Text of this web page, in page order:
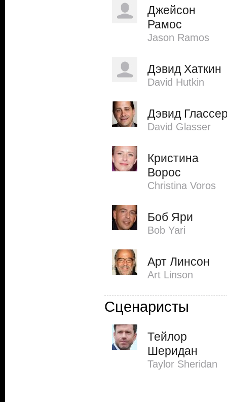
Джейсон
Рамос
Jason Ramos
Дэвид Хаткин
David Hutkin
Дэвид
David Glasser
Кристина
Ворос
Christina Voros
Боб Яри
Bob Yari
Арт Линсон
Art Linson
Сценаристы
Тейлор
Шеридан
Taylor Sheridan